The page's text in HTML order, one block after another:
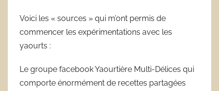
Voici les « sources » qui m’ont permis de
commencer les expérimentations avec les
yaourts :
Le groupe facebook Yaourtière Multi-Délices qui
comporte énormément de recettes partagées